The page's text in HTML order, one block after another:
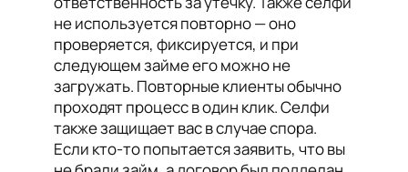
не используется повторно — оно
проверяется, фиксируется, и при
следующем займе его можно не
загружать. Повторные клиенты обычно
проходят процесс в один клик. Селфи
также защищает вас в случае спора.
Если кто-то попытается заявить, что вы